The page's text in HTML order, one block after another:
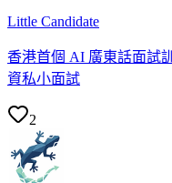
Little Candidate
香港首個 AI 廣東話面試
資私小面試
2